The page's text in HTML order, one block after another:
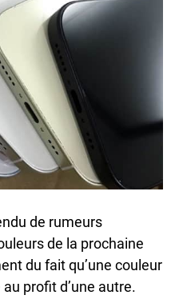
de rumeurs
de la prochaine
du fait qu’une couleur
profit d’une autre.